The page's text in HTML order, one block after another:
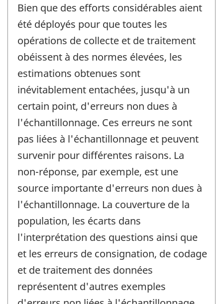
Bien que des efforts considérables aient
été déployés pour que toutes les
opérations de collecte et de traitement
obéissent à des normes élevées, les
estimations obtenues sont
inévitablement entachées, jusqu'à un
certain point, d'erreurs non dues à
l'échantillonnage. Ces erreurs ne sont
pas liées à l'échantillonnage et peuvent
survenir pour différentes raisons. La
non-réponse, par exemple, est une
source importante d'erreurs non dues à
l'échantillonnage. La couverture de la
population, les écarts dans
l'interprétation des questions ainsi que
et les erreurs de consignation, de codage
et de traitement des données
représentent d'autres exemples